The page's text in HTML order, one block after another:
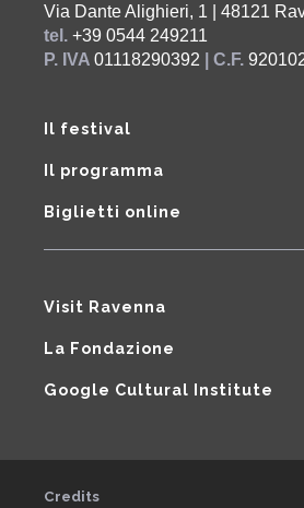
Via Dante Alighieri, 1 | 48121
tel. +39 0544 249211
P. IVA 01118290392 | C.F.
Il festival
Il programma
Biglietti online
Visit Ravenna
La Fondazione
Google Cultural Institute
Credits